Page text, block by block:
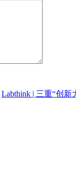
Labthink | 三重“创新